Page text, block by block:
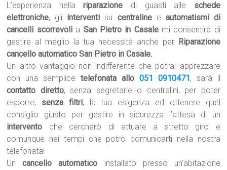
L’esperienza nellariparazione di guasti alle schede
elettroniche, gli interventi su centralinee automatismi di
cancelli scorrevolia San Pietro in Casale mi consentirà di
gestire al meglio la tua necessità anche per Riparazione
cancello automatico San Pietro in Casale.
Un altro vantaggio non indifferente che potrai apprezzare
con una semplicetelefonata allo 051 0910471 , sarà il
contatto diretto, senza segretarie o centralini, per poter
esporre, senza filtri, la tua esigenza ed ottenere quel
consiglio giusto per gestire in sicurezza l’attesa di un
intervento che cercherò di attuare a stretto giro e
comunque nei tempi che potrò comunicarti nella nostra
telefonata!
Uncancello automatico installato presso un’abitazione